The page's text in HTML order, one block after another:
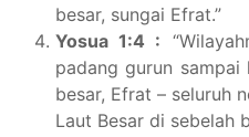
besar, sungai Efrat.”
Yosua 1:4 :
padang gurun
besar, Efrat – seluruh
Laut Besar di sebelah